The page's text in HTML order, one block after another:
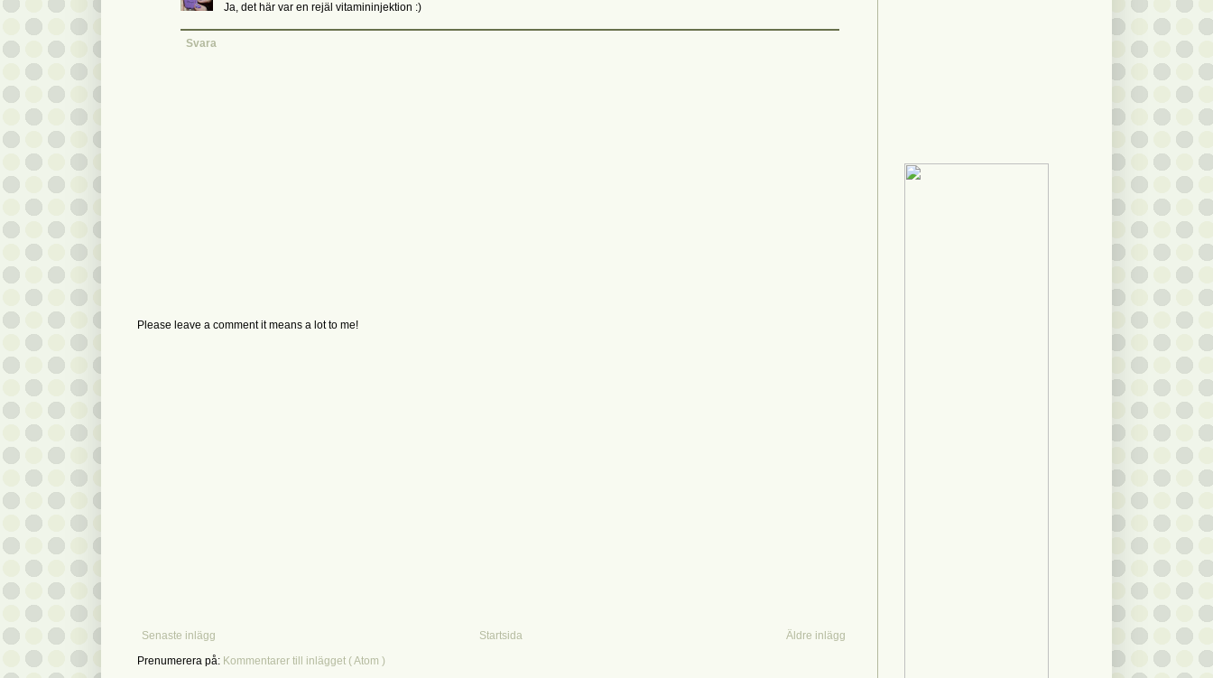
Ja, det här var en rejäl vitamininjektion :)
Svara
Please leave a comment it means a lot to me!
Senaste inlägg Äldre inlägg
Startsida
Prenumerera på: Kommentarer till inlägget ( Atom )